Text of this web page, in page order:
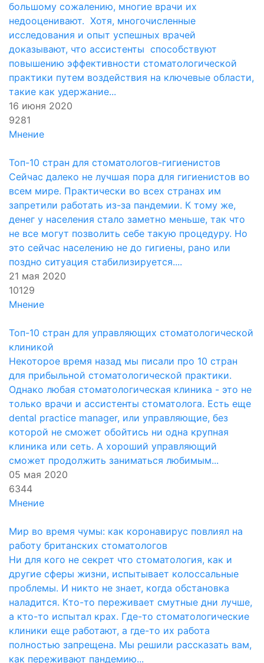
большому сожалению, многие врачи их
недооценивают. Хотя, многочисленные
исследования и опыт успешных врачей
доказывают, что ассистенты способствуют
повышению эффективности стоматологической
практики путем воздействия на ключевые области,
такие как удержание...
16 июня 2020
9281
Мнение
Топ-10 стран для стоматологов-гигиенистов
Сейчас далеко не лучшая пора для гигиенистов во
всем мире. Практически во всех странах им
запретили работать из-за пандемии. К тому же,
денег у населения стало заметно меньше, так что
не все могут позволить себе такую процедуру. Но
это сейчас населению не до гигиены, рано или
поздно ситуация стабилизируется....
21 мая 2020
10129
Мнение
Топ-10 стран для управляющих стоматологической
клиникой
Некоторое время назад мы писали про 10 стран
для прибыльной стоматологической практики.
Однако любая стоматологическая клиника - это не
только врачи и ассистенты стоматолога. Есть еще
dental practice manager, или управляющие, без
которой не сможет обойтись ни одна крупная
клиника или сеть. А хороший управляющий
сможет продолжить заниматься любимым...
05 мая 2020
6344
Мнение
Мир во время чумы: как коронавирус повлиял на
работу британских стоматологов
Ни для кого не секрет что стоматология, как и
другие сферы жизни, испытывает колоссальные
проблемы. И никто не знает, когда обстановка
наладится. Кто-то переживает смутные дни лучше,
а кто-то испытал крах. Где-то стоматологические
клиники еще работают, а где-то их работа
полностью запрещена. Мы решили рассказать вам,
как переживают пандемию...